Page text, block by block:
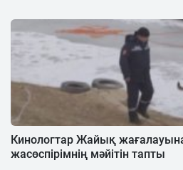
Кинологтар Жайық
жасөспірімнің мәйітін тапты